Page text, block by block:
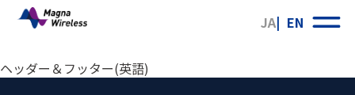
JA EN
ヘッダー＆フッター(英語)